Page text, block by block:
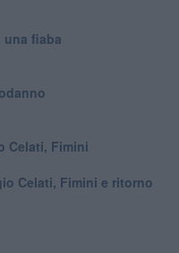
una fiaba
Celati, Fimini
Celati, Fimini e ritorno